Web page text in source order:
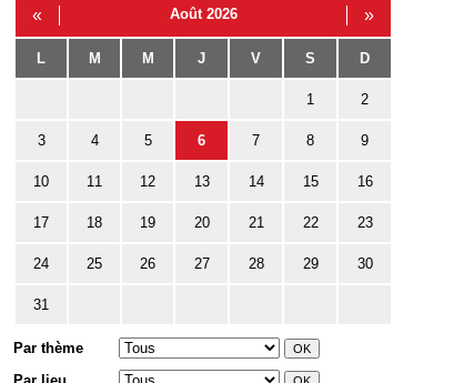
« Août 2026 »
L M M J V S D
1 2
3 4 5 6 7 8 9
10 11 12 13 14 15 16
17 18 19 20 21 22 23
24 25 26 27 28 29 30
31
Par thème